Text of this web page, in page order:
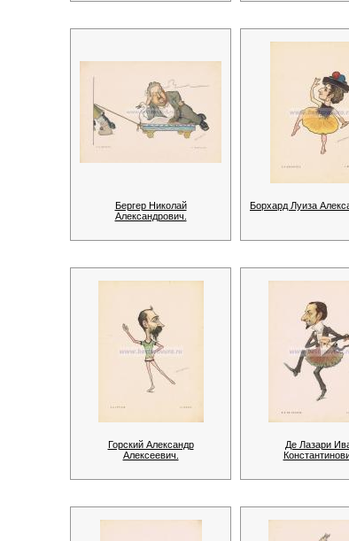
Бергер Николай
Александрович.
Борхард Луиза
Горский Александр
Алексеевич.
Де Лазари